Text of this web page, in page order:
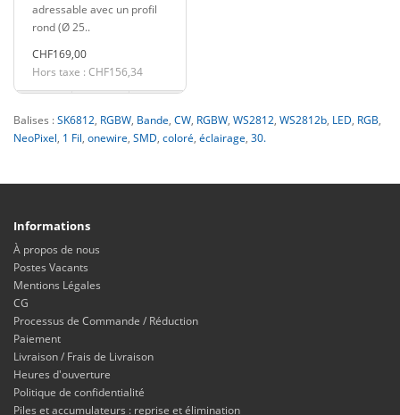
adressable avec un profil
rond (Ø 25..
CHF169,00
Hors taxe : CHF156,34
Balises :SK6812, RGBW, Bande, CW, RGBW, WS2812, WS2812b, LED, RGB,
NeoPixel, 1 Fil, onewire, SMD, coloré, éclairage, 30.
Informations
À propos de nous
Postes Vacants
Mentions Légales
CG
Processus de Commande / Réduction
Paiement
Livraison / Frais de Livraison
Heures d'ouverture
Politique de confidentialité
Piles et accumulateurs : reprise et élimination